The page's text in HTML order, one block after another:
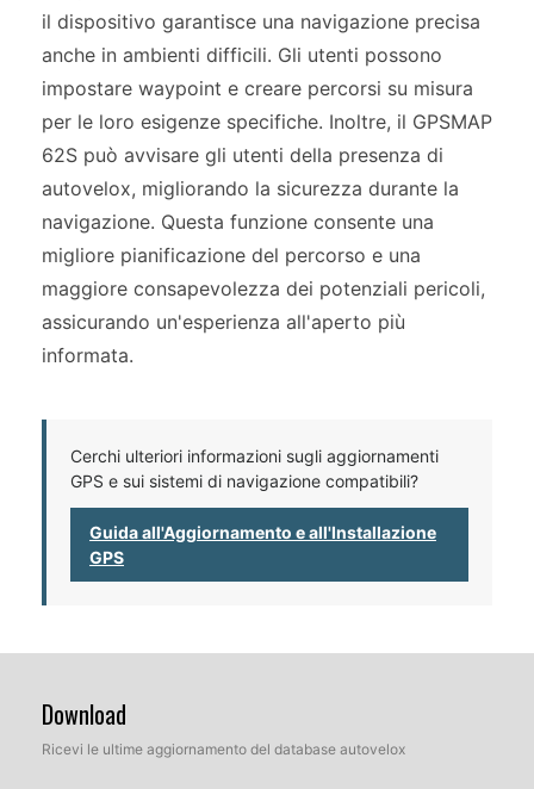
il dispositivo garantisce una navigazione precisa
anche in ambienti difficili. Gli utenti possono
impostare waypoint e creare percorsi su misura
per le loro esigenze specifiche. Inoltre, il GPSMAP
62S può avvisare gli utenti della presenza di
autovelox, migliorando la sicurezza durante la
navigazione. Questa funzione consente una
migliore pianificazione del percorso e una
maggiore consapevolezza dei potenziali pericoli,
assicurando un'esperienza all'aperto più
informata.
Cerchi ulteriori informazioni sugli aggiornamenti
GPS e sui sistemi di navigazione compatibili?
Guida all'Aggiornamento e all'Installazione
GPS
Download
Ricevi le ultime aggiornamento del database autovelox